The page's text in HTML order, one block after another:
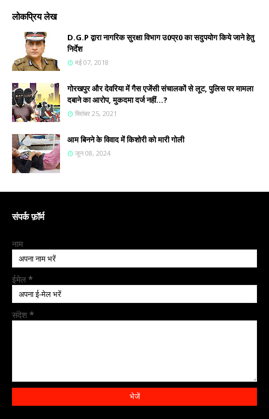
लोकप्रिय लेख
D.G.P द्वारा नागरिक सुरक्षा विभाग उ0प्र0 का सदुपयोग किये जाने हेतु
निर्देश
मई 07, 2018
गोरखपुर और देवरिया में गैस एजेंसी संचालकों से लूट, पुलिस पर मामला
दबाने का आरोप, मुकदमा दर्ज नहीं...?
सितंबर 25, 2021
आम बिनने के विवाद में किशोरी को मारी गोली
जून 08, 2024
संपर्क फ़ॉर्म
नाम
ईमेल *
संदेश *